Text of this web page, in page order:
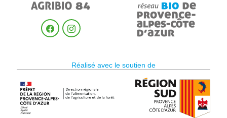
Réalisé avec le soutien de